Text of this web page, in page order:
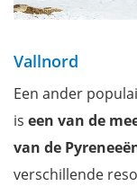
Vallnord
Een ander
is een van de
van de
verschillende